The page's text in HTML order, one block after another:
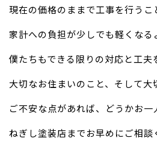
現在の価格のままで工事を行うこ
家計への負担が少しでも軽くなる
僕たちもできる限りの対応と工夫
大切なお住まいのこと、そして大
ご不安な点があれば、どうかお一
ねぎし塗装店までお早めにご相談